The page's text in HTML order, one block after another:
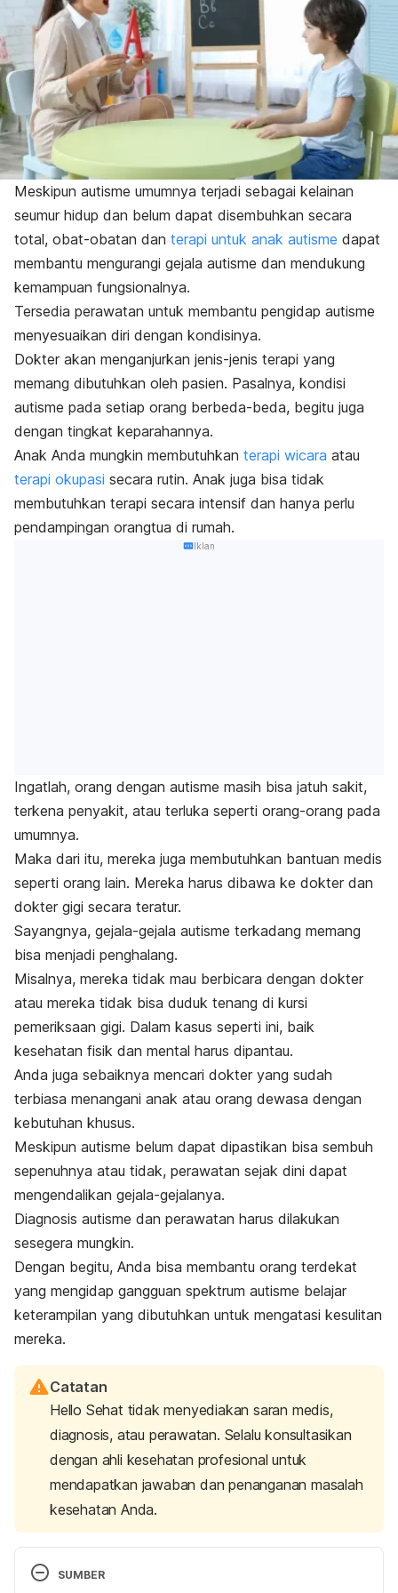
Meskipun autisme umumnya terjadi sebagai kelainan
seumur hidup dan belum dapat disembuhkan secara
total, obat-obatan dan terapi untuk anak autisme dapat
membantu mengurangi gejala autisme dan mendukung
kemampuan fungsionalnya.
Tersedia perawatan untuk membantu pengidap autisme
menyesuaikan diri dengan kondisinya.
Dokter akan menganjurkan jenis-jenis terapi yang
memang dibutuhkan oleh pasien. Pasalnya, kondisi
autisme pada setiap orang berbeda-beda, begitu juga
dengan tingkat keparahannya.
Anak Anda mungkin membutuhkan terapi wicara atau
terapi okupasi secara rutin. Anak juga bisa tidak
membutuhkan terapi secara intensif dan hanya perlu
pendampingan orangtua di rumah.
Iklan
Ingatlah, orang dengan autisme masih bisa jatuh sakit,
terkena penyakit, atau terluka seperti orang-orang pada
umumnya.
Maka dari itu, mereka juga membutuhkan bantuan medis
seperti orang lain. Mereka harus dibawa ke dokter dan
dokter gigi secara teratur.
Sayangnya, gejala-gejala autisme terkadang memang
bisa menjadi penghalang.
Misalnya, mereka tidak mau berbicara dengan dokter
atau mereka tidak bisa duduk tenang di kursi
pemeriksaan gigi. Dalam kasus seperti ini, baik
kesehatan fisik dan mental harus dipantau.
Anda juga sebaiknya mencari dokter yang sudah
terbiasa menangani anak atau orang dewasa dengan
kebutuhan khusus.
Meskipun autisme belum dapat dipastikan bisa sembuh
sepenuhnya atau tidak, perawatan sejak dini dapat
mengendalikan gejala-gejalanya.
Diagnosis autisme dan perawatan harus dilakukan
sesegera mungkin.
Dengan begitu, Anda bisa membantu orang terdekat
yang mengidap gangguan spektrum autisme belajar
keterampilan yang dibutuhkan untuk mengatasi kesulitan
mereka.
Catatan
Hello Sehat tidak menyediakan saran medis,
diagnosis, atau perawatan. Selalu konsultasikan
dengan ahli kesehatan profesional untuk
mendapatkan jawaban dan penanganan masalah
kesehatan Anda.
SUMBER